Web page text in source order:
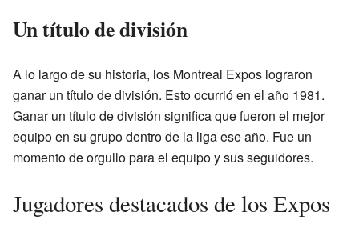
Un título de división
A lo largo de su historia, los Montreal Expos lograron
ganar un título de división. Esto ocurrió en el año 1981.
Ganar un título de división significa que fueron el mejor
equipo en su grupo dentro de la liga ese año. Fue un
momento de orgullo para el equipo y sus seguidores.
Jugadores destacados de los Expos